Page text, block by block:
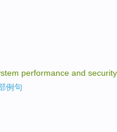
performance and security
例句